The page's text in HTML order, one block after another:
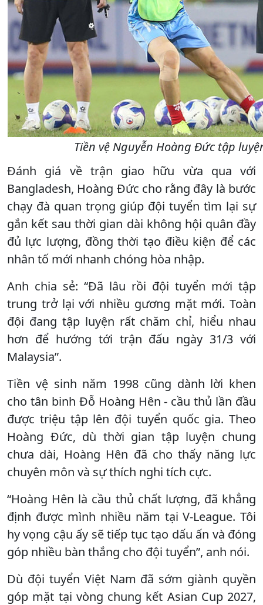
Tiền vệ Nguyễn Hoàng Đức tập
Đánh giá về trận giao hữu vừa qua với
Bangladesh, Hoàng Đức cho rằng đây là bước
chạy đà quan trọng giúp đội tuyển tìm lại sự
gắn kết sau thời gian dài không hội quân đầy
đủ lực lượng, đồng thời tạo điều kiện để các
nhân tố mới nhanh chóng hòa nhập.
Anh chia sẻ: “Đã lâu rồi đội tuyển mới tập
trung trở lại với nhiều gương mặt mới. Toàn
đội đang tập luyện rất chăm chỉ, hiểu nhau
hơn để hướng tới trận đấu ngày 31/3 với
Malaysia”.
Tiền vệ sinh năm 1998 cũng dành lời khen
cho tân binh Đỗ Hoàng Hên - cầu thủ lần đầu
được triệu tập lên đội tuyển quốc gia. Theo
Hoàng Đức, dù thời gian tập luyện chung
chưa dài, Hoàng Hên đã cho thấy năng lực
chuyên môn và sự thích nghi tích cực.
“Hoàng Hên là cầu thủ chất lượng, đã khẳng
định được mình nhiều năm tại V-League. Tôi
hy vọng cậu ấy sẽ tiếp tục tạo dấu ấn và đóng
góp nhiều bàn thắng cho đội tuyển”, anh nói.
Dù đội tuyển Việt Nam đã sớm giành quyền
góp mặt tại vòng chung kết Asian Cup 2027,